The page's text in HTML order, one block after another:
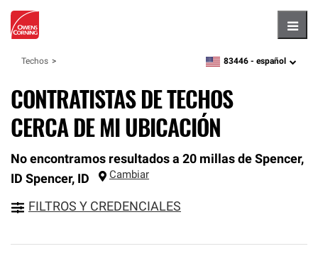
Techos zipcode,language
83446 - español
CONTRATISTAS DE TECHOS
CERCA DE MI UBICACIÓN
No encontramos resultados a 20 millas de Spencer,
ID Spencer, ID Cambiar
FILTROS Y CREDENCIALES